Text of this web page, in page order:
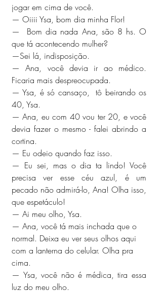
jogar em cima de você.
— Oiiii Ysa, bom dia minha Flor!
—  Bom dia nada Ana, são 8 hs. O
que tá acontecendo mulher?
—Sei lá, indisposição.
— Ana, você devia ir ao médico.
Ficaria mais despreocupada.
— Ysa, é só cansaço,  tô beirando os
40, Ysa.
— Ana, eu com 40 vou ter 20, e você
devia fazer o mesmo - falei abrindo a
cortina.
— Eu odeio quando faz isso.
— Eu sei, mas o dia ta lindo! Você
precisa ver esse céu azul, é um
pecado não admirá-lo, Ana! Olha isso,
que espetáculo!
— Ai meu olho, Ysa.
— Ana, você tá mais inchada que o
normal. Deixa eu ver seus olhos aqui
com a lanterna do celular. Olha pra
cima.
— Ysa, você não é médica, tira essa
luz do meu olho.